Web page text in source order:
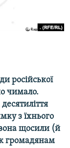
російської
чимало.
з їхнього
вона щосили (й
громадянам